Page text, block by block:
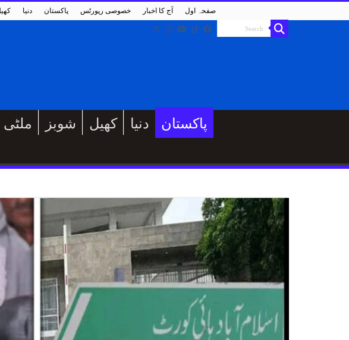
دنیا پاکستان خصوصی رپورٹس آج کا اخبار صفحہ اول
ملٹی شوبز کھیل دنیا
پاکستان